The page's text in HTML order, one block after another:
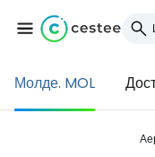
Молде. MOL
... світова